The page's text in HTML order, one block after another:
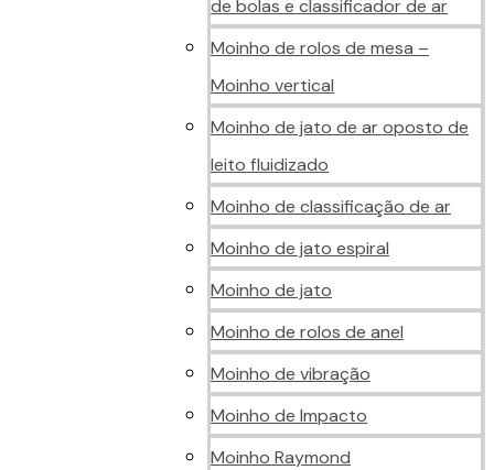
de bolas e classificador de ar
Moinho de rolos de mesa –
Moinho vertical
Moinho de jato de ar oposto de
leito fluidizado
Moinho de classificação de ar
Moinho de jato espiral
Moinho de jato
Moinho de rolos de anel
Moinho de vibração
Moinho de Impacto
Moinho Raymond